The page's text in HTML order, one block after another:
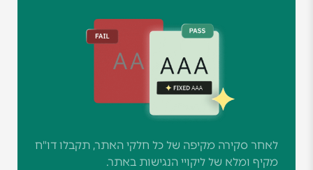
לאחר סקירה מקיפה של כל חלקי האתר, תקבלו דו"ח
מקיף ומלא של ליקויי הנגישות באתר.